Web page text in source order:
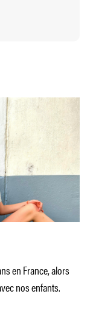
en France, alors
nos enfants.